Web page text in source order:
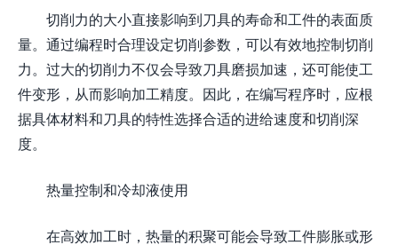
切削力的大小直接影响到刀具的寿命和工件的表面质
量。通过编程时合理设定切削参数，可以有效地控制切削
力。过大的切削力不仅会导致刀具磨损加速，还可能使工
件变形，从而影响加工精度。因此，在编写程序时，应根
据具体材料和刀具的特性选择合适的进给速度和切削深
度。
热量控制和冷却液使用
在高效加工时，热量的积聚可能会导致工件膨胀或形